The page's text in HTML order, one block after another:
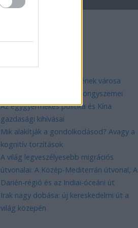
Manaus: a dzsungel szívének városa
Magyarország rejtett gyöngyszemei
Az egygyermekes politika és Kína
gazdasági kihívásai
Mik alakítják a gondolkodásod? Avagy a
kognitív torzítások
A világ legveszélyesebb migrációs
útvonalai: A Közép-Mediterrán útvonal, A
Darién-régió és az Indiai-óceáni út
Irak nagy dobása: új kereskedelmi út a
világ közepén